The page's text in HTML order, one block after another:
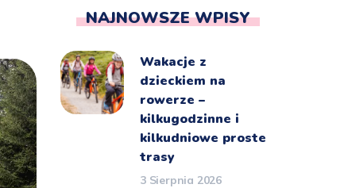
NAJNOWSZE WPISY
Wakacje z
dzieckiem na
rowerze –
kilkugodzinne i
kilkudniowe proste
trasy
3 Sierpnia 2026